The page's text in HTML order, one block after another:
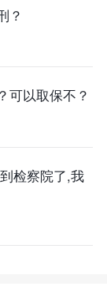
？
可以取保不？
检察院了,我